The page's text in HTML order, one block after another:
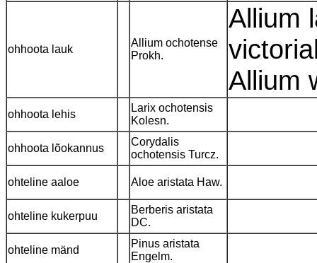
ohhoota lauk
Allium ochotense
Prokh.
Allium
Allium
ohhoota lehis
Larix ochotensis
Kolesn.
ohhoota lõokannus
Corydalis
ochotensis Turcz.
ohteline aaloe Aloe aristata Haw.
ohteline kukerpuu
Berberis aristata
DC.
ohteline mänd
Pinus aristata
Engelm.